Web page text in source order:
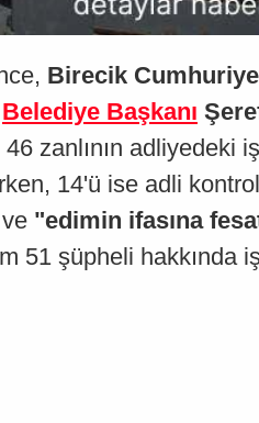
Birecik
Belediye Başkanı
zanlının adliyedeki
14'ü ise adli
ve "edimin ifasına
şüpheli hakkında